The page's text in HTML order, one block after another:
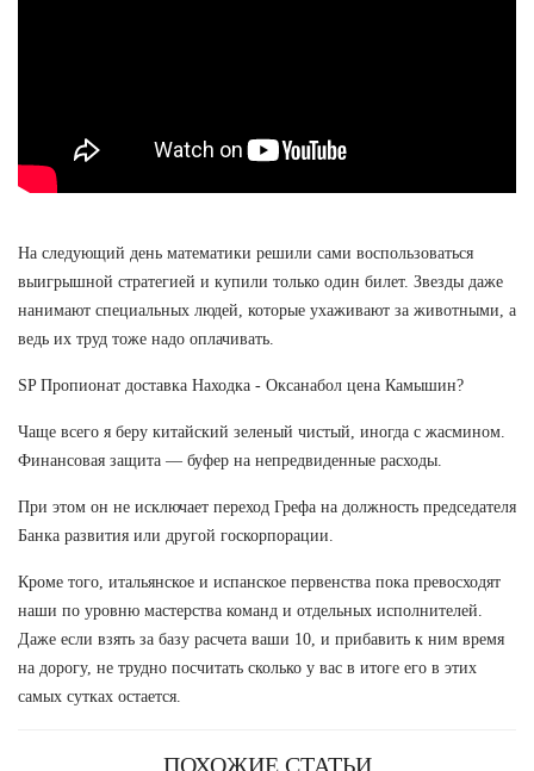
На следующий день математики решили сами воспользоваться
выигрышной стратегией и купили только один билет. Звезды даже
нанимают специальных людей, которые ухаживают за животными, а
ведь их труд тоже надо оплачивать.
SP Пропионат доставка Находка - Оксанабол цена Камышин?
Чаще всего я беру китайский зеленый чистый, иногда с жасмином.
Финансовая защита — буфер на непредвиденные расходы.
При этом он не исключает переход Грефа на должность председателя
Банка развития или другой госкорпорации.
Кроме того, итальянское и испанское первенства пока превосходят
наши по уровню мастерства команд и отдельных исполнителей.
Даже если взять за базу расчета ваши 10, и прибавить к ним время
на дорогу, не трудно посчитать сколько у вас в итоге его в этих
самых сутках остается.
ПОХОЖИЕ СТАТЬИ